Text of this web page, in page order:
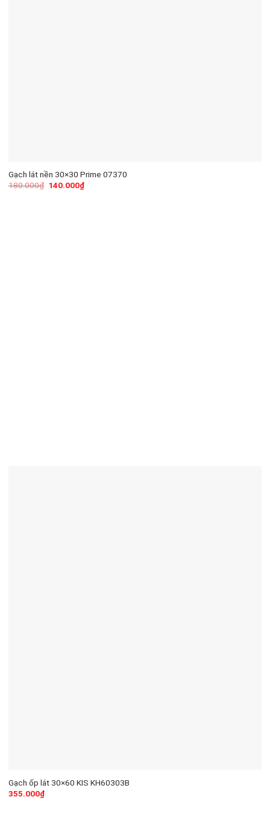
Gạch lát nền 30×30 Prime 07370
180.000₫ 140.000₫
Gạch ốp lát 30×60 KIS KH60303B
355.000₫